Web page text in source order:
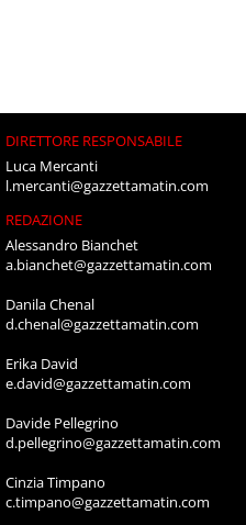
DIRETTORE RESPONSABILE
Luca Mercanti
l.mercanti@gazzettamatin.com
REDAZIONE
Alessandro Bianchet
a.bianchet@gazzettamatin.com
Danila Chenal
d.chenal@gazzettamatin.com
Erika David
e.david@gazzettamatin.com
Davide Pellegrino
d.pellegrino@gazzettamatin.com
Cinzia Timpano
c.timpano@gazzettamatin.com